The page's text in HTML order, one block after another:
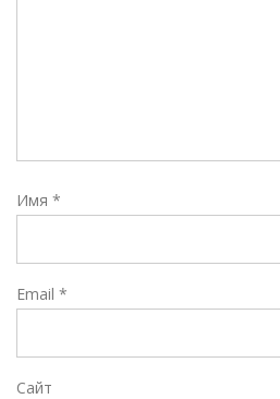
Имя *
Email *
Сайт